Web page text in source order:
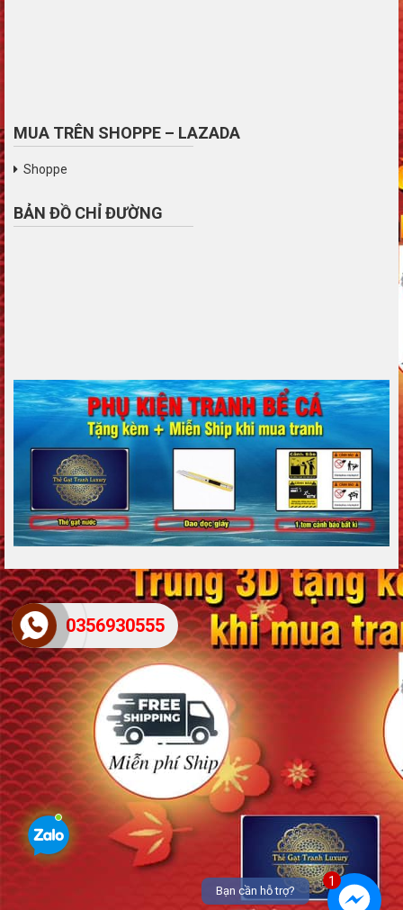
MUA TRÊN SHOPPE – LAZADA
Shoppe
BẢN ĐỒ CHỈ ĐƯỜNG
0356930555
1
Bạn cần hỗ trợ?